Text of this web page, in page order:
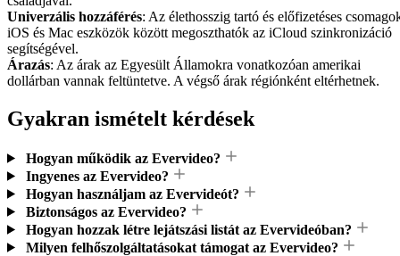
Univerzális hozzáférés: Az élethosszig tartó és előfizetéses
iOS és Mac eszközök között megoszthatók az iCloud szinkronizáció
segítségével.
Árazás: Az árak az Egyesült Államokra vonatkozóan amerikai
dollárban vannak feltüntetve. A végső árak régiónként eltérhetnek.
Gyakran ismételt kérdések
Hogyan működik az Evervideo?
Ingyenes az Evervideo?
Hogyan használjam az Evervideót?
Biztonságos az Evervideo?
Hogyan hozzak létre lejátszási listát az Evervideóban?
Milyen felhőszolgáltatásokat támogat az Evervideo?